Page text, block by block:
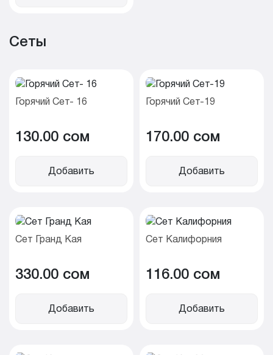
Сеты
Горячий Сет- 16
130.00 cом
Добавить
Горячий Сет-19
170.00 cом
Добавить
Сет Гранд Кая
330.00 cом
Добавить
Сет Калифорния
116.00 cом
Добавить